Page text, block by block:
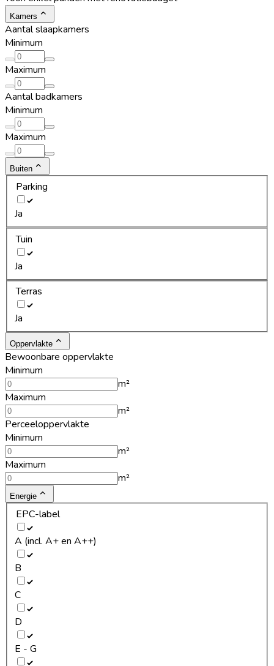
Kamers
Aantal slaapkamers
Minimum
Maximum
Aantal badkamers
Minimum
Maximum
Buiten
Parking
Ja
Tuin
Ja
Terras
Ja
Oppervlakte
Bewoonbare oppervlakte
Minimum
m²
Maximum
m²
Perceeloppervlakte
Minimum
m²
Maximum
m²
Energie
EPC-label
A (incl. A+ en A++)
B
C
D
E - G